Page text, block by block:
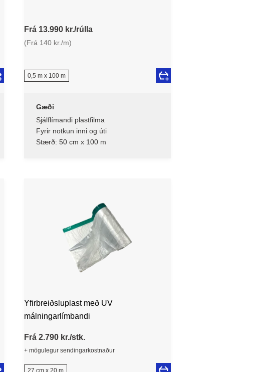
Frá 13.990 kr./rúlla
(Frá 140 kr./m)
0,5 m x 100 m
Gæði
Sjálflímandi plastfilma
Fyrir notkun inni og úti
Stærð: 50 cm x 100 m
Yfirbreiðsluplast með UV
málningarlímbandi
Frá 2.790 kr./stk.
+ mögulegur sendingarkostnaður
27 cm x 20 m